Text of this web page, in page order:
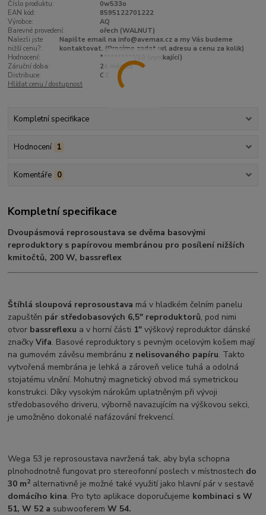
Číslo produktu:
0w533o
EAN kód:
8595122701222
Výrobce:
AQ
Barevné provedení:
ořech (WALNUT)
Nalezli jste
nižší cenu?:
Napište email na info@avemax.cz a my Vás budeme
kontaktovat. (Prosíme zadat url adresu a cenu za kolik)
Hodnocení:
**********/10 (vynikající)
Záruční doba:
24 měsíců
Distribuce:
CZ
Hlídat cenu / dostupnost
Kompletní specifikace
Hodnocení 1
Komentáře 0
Kompletní specifikace
Dvoupásmová reprosoustava se dvěma basovými
reproduktory s papírovou membránou pro posílení nižších
kmitočtů, 200 W, bassreflex
Štíhlá sloupová reprosoustava má v hladkém čelním panelu
zapuštěn pár středobasových 6,5" reproduktorů, pod nimi
otvor bassreflexu a v horní části 1" výškový reproduktor dánské
značkyVifa. Basové reproduktory s pevným ocelovým košem mají
na gumovém závěsu membránu z nelisovaného papíru. Takto
vytvořená membrána je lehká a zároveň velice tuhá a odolná
stojatému vlnění. Mohutný magnetický obvod má symetrickou
konstrukci. Díky vysokým nárokům uplatněným při vývoji
středobasového driveru, výborně navazujícím na výškovou sekci,
je umožněno dokonalé nafázování frekvencí.
Wega 53 je reprosoustava navržená tak, aby byla schopna
plnohodnotně fungovat pro stereofonní poslech v místnostech do
30 m2alternativně je možné také využití jako hlavní pár v sestavě
domácího kina. Pro tyto aplikace doporučujeme kombinaci s W
51, W 52 a subwooferem W 54.